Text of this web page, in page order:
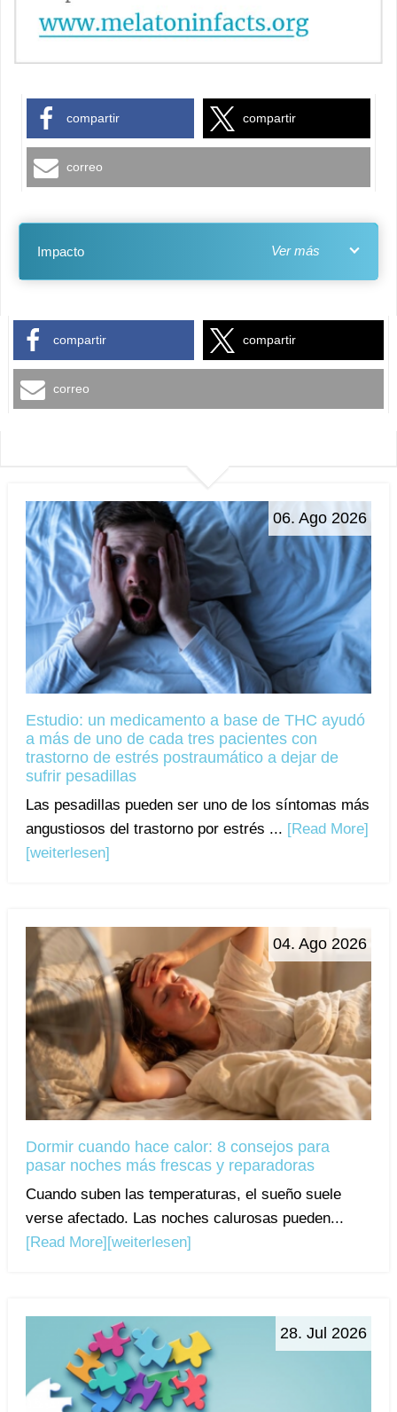
compartir compartir
correo
Impacto
compartir compartir
correo
06. Ago 2026
Estudio: un medicamento a base de THC ayudó
a más de uno de cada tres pacientes con
trastorno de estrés postraumático a dejar de
sufrir pesadillas
Las pesadillas pueden ser uno de los síntomas más
angustiosos del trastorno por estrés ... [Read More]
[weiterlesen]
04. Ago 2026
Dormir cuando hace calor: 8 consejos para
pasar noches más frescas y reparadoras
Cuando suben las temperaturas, el sueño suele
verse afectado. Las noches calurosas pueden...
[Read More] [weiterlesen]
28. Jul 2026